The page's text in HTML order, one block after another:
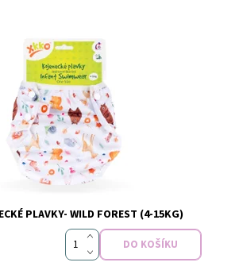
Skladem
xkko
PLAVKY- WILD FOREST (4-15KG)